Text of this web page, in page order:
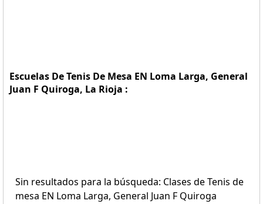
Escuelas De Tenis De Mesa EN Loma Larga, General
Juan F Quiroga, La Rioja :
Sin resultados para la búsqueda: Clases de Tenis de
mesa EN Loma Larga, General Juan F Quiroga